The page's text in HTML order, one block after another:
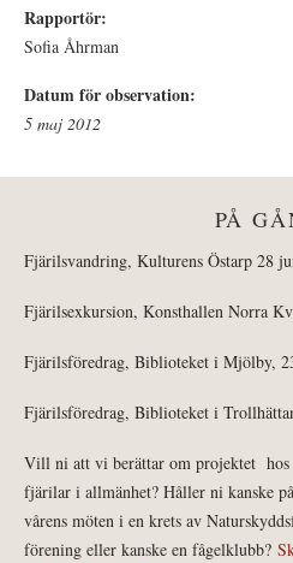
Rapportör:
Sofia Åhrman
Datum för observation:
5 maj 2012
PÅ
Fjärilsvandring, Kulturens Östarp 28
Fjärilsexkursion, Konsthallen Norra
Fjärilsföredrag, Biblioteket i Mjölby,
Fjärilsföredrag, Biblioteket i
Vill ni att vi berättar om projektet hos
fjärilar i allmänhet? Håller ni kanske
vårens möten i en krets av
förening eller kanske en fågelklubb?